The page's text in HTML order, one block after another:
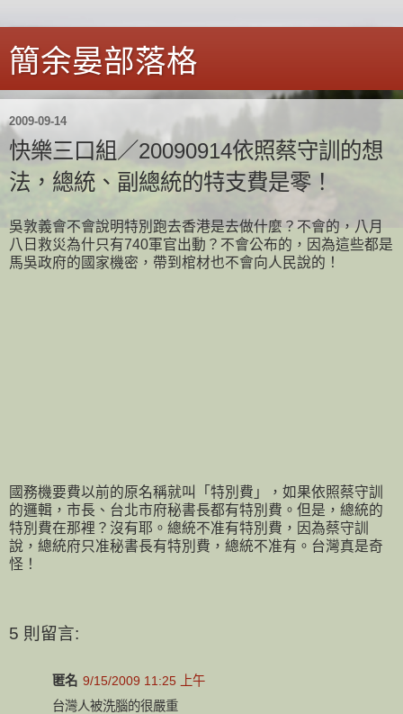
簡余晏部落格
2009-09-14
快樂三口組／20090914依照蔡守訓的想
法，總統、副總統的特支費是零！
吳敦義會不會說明特別跑去香港是去做什麼？不會的，八月
八日救災為什只有740軍官出動？不會公布的，因為這些都是
馬吳政府的國家機密，帶到棺材也不會向人民說的！
國務機要費以前的原名稱就叫「特別費」，如果依照蔡守訓
的邏輯，市長、台北市府秘書長都有特別費。但是，總統的
特別費在那裡？沒有耶。總統不准有特別費，因為蔡守訓
說，總統府只准秘書長有特別費，總統不准有。台灣真是奇
怪！
5 則留言:
匿名 9/15/2009 11:25 上午
台灣人被洗腦的很嚴重